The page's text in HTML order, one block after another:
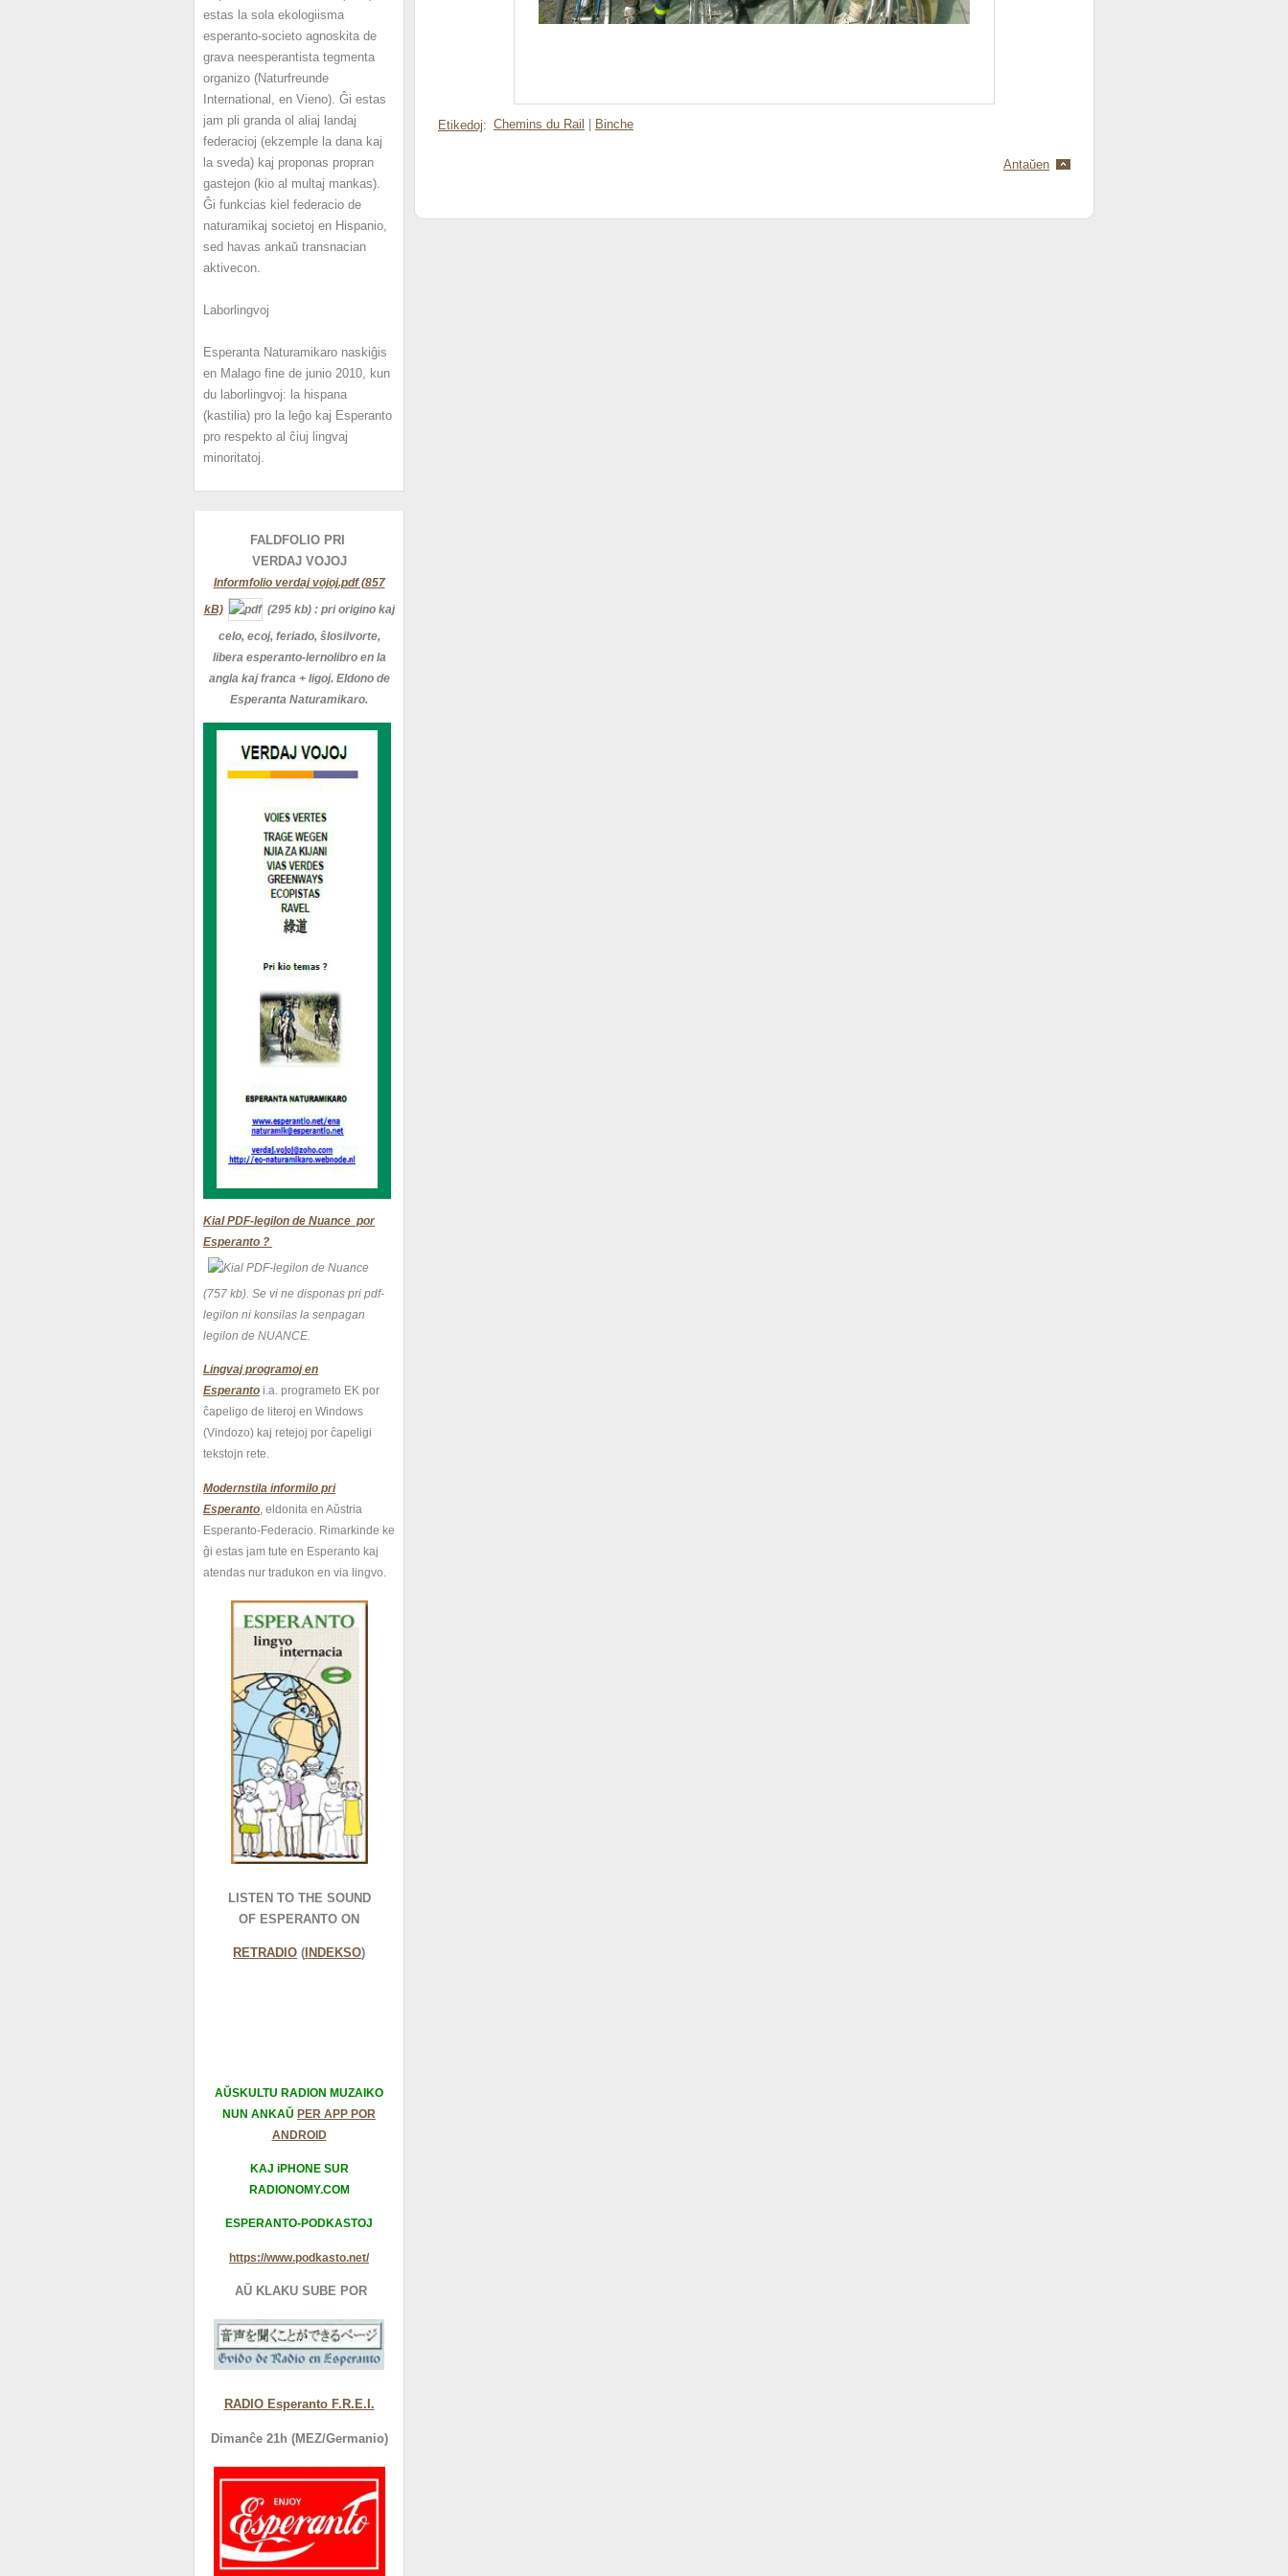
estas la sola ekologiisma
esperanto-societo agnoskita de
grava neesperantista tegmenta
organizo (Naturfreunde
International, en Vieno). Ĝi estas
jam pli granda ol aliaj landaj
federacioj (ekzemple la dana kaj
la sveda) kaj proponas propran
gastejon (kio al multaj mankas).
Ĝi funkcias kiel federacio de
naturamikaj societoj en Hispanio,
sed havas ankaŭ transnacian
aktivecon.
Laborlingvoj
Esperanta Naturamikaro naskiĝis
en Malago fine de junio 2010, kun
du laborlingvoj: la hispana
(kastilia) pro la leĝo kaj Esperanto
pro respekto al ĉiuj lingvaj
minoritatoj.
FALDFOLIO PRI
VERDAJ VOJOJ
Informfolio verdaj vojoj.pdf (857
kB)
(295 kb) : pri origino kaj
celo, ecoj, feriado, ŝlosilvorte,
libera esperanto-lernolibro en la
angla kaj franca + ligoj. Eldono de
Esperanta Naturamikaro.
Kial PDF-legilon de Nuance por
Esperanto ?
(757 kb). Se vi ne disponas pri pdf-
legilon ni konsilas la senpagan
legilon de NUANCE.
Lingvaj programoj en
Esperanto i.a. programeto EK por
ĉapeligo de literoj en Windows
(Vindozo) kaj retejoj por ĉapeligi
tekstojn rete.
Modernstila informilo pri
Esperanto , eldonita en Aŭstria
Esperanto-Federacio. Rimarkinde ke
ĝi estas jam tute en Esperanto kaj
atendas nur tradukon en via lingvo.
LISTEN TO THE SOUND
OF ESPERANTO ON
RETRADIO ( INDEKSO)
AŬSKULTU RADION MUZAIKO
NUN ANKAŬ PER APP POR
ANDROID
KAJ iPHONE SUR
RADIONOMY.COM
ESPERANTO-PODKASTOJ
https://www.podkasto.net/
AŬ KLAKU SUBE POR
RADIO Esperanto F.R.E.I.
Dimanĉe 21h (MEZ/Germanio)
Etikedoj: Chemins du Rail Binche
Antaŭen